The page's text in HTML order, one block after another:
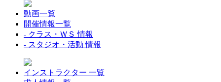
動画一覧
開催情報一覧
- クラス・ＷＳ 情報
- スタジオ・活動 情報
インストラクター 一覧